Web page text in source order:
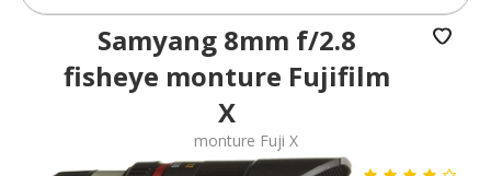
Samyang 8mm f/2.8
fisheye monture Fujifilm
X
monture Fuji X